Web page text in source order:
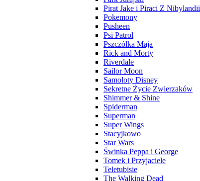
Pirat Jake i Piraci Z Nibylandii
Pokemony
Pusheen
Psi Patrol
Pszczółka Maja
Rick and Morty
Riverdale
Sailor Moon
Samoloty Disney
Sekretne Życie Zwierzaków
Shimmer & Shine
Spiderman
Superman
Super Wings
Stacyjkowo
Star Wars
Świnka Peppa i George
Tomek i Przyjaciele
Teletubisie
The Walking Dead